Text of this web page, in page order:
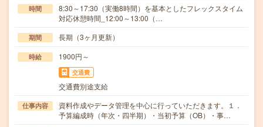
時間
8:30～17:30（実働8時間）を基本としたフレックスタイム
対応休憩時間_12:00～13:00（…
期間 長期（3ヶ月更新）
時給 1900円～
交通費
交通費別途支給
仕事内容
資料作成やデータ管理を中心に行っていただきます。１．
予算編成時（年次・四半期）・当初予算（OB）・事…